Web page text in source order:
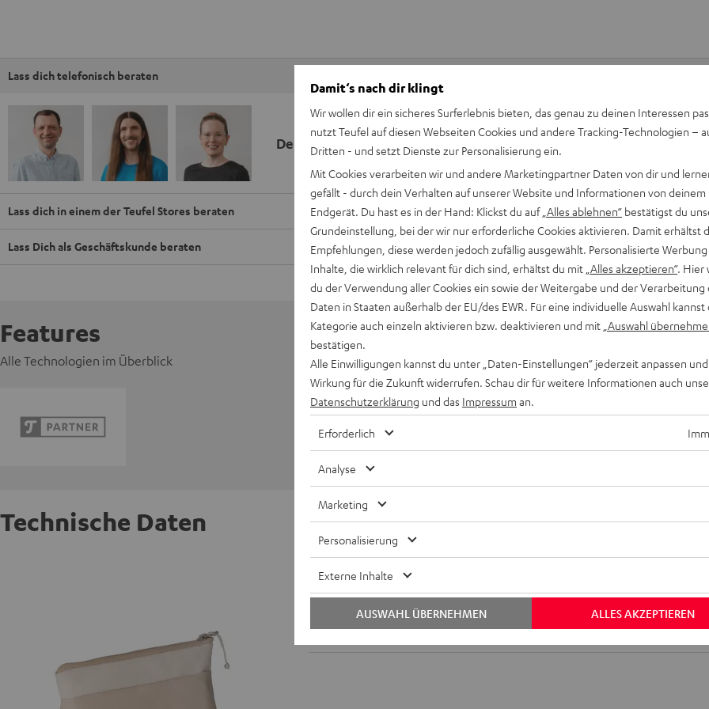
Lass dich telefonisch beraten
Deine Kaufberatung
Keinen Store in der Nähe? Kein Problem,
beraten dich auch persönlich am
Hier Termin buchen
Lass dich in einem der Teufel Stores beraten
Lass Dich als Geschäftskunde beraten
Features
Alle Technologien im Überblick
Technische Daten
Hochwertige Tasche mit Reißverschluss für den SUPREME ON
Damit‘s nach dir klingt
Wir wollen dir ein sicheres Surferlebnis bieten, das genau zu deinen Interessen
nutzt Teufel auf diesen Webseiten Cookies und andere Tracking-Technologien –
Dritten - und setzt Dienste zur Personalisierung ein.
Mit Cookies verarbeiten wir und andere Marketingpartner Daten von dir und
gefällt - durch dein Verhalten auf unserer Website und Informationen von deinem
Endgerät. Du hast es in der Hand: Klickst du auf „Alles ablehnen“ bestätigst du
Grundeinstellung, bei der wir nur erforderliche Cookies aktivieren. Damit erhältst
Empfehlungen, diese werden jedoch zufällig ausgewählt. Personalisierte
Inhalte, die wirklich relevant für dich sind, erhältst du mit „Alles akzeptieren“. Hier
du der Verwendung aller Cookies ein sowie der Weitergabe und der Verarbeitung
Daten in Staaten außerhalb der EU/des EWR. Für eine individuelle Auswahl kannst
Kategorie auch einzeln aktivieren bzw. deaktivieren und mit „Auswahl
bestätigen.
Alle Einwilligungen kannst du unter „Daten-Einstellungen“ jederzeit anpassen
Wirkung für die Zukunft widerrufen. Schau dir für weitere Informationen auch
Datenschutzerklärung und das Impressum an.
Erforderlich
Analyse
Marketing
Personalisierung
Externe Inhalte
ALLES AKZEPTIEREN
AUSWAHL ÜBERNEHMEN